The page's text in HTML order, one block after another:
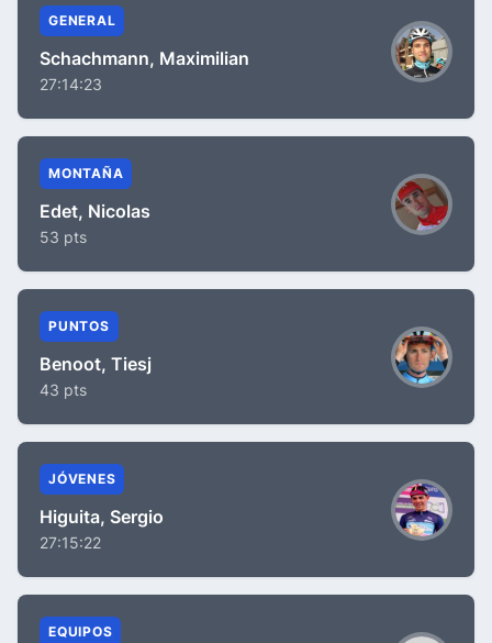
GENERAL
Schachmann, Maximilian
27:14:23
MONTAÑA
Edet, Nicolas
53 pts
PUNTOS
Benoot, Tiesj
43 pts
JÓVENES
Higuita, Sergio
27:15:22
EQUIPOS